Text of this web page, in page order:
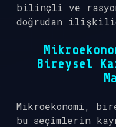
bilinçli ve
doğrudan
Bireysel
Mikroekonomi,
bu seçimlerin